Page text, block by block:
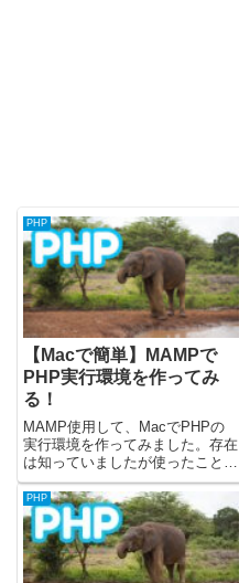
PHP
【Macで簡単】MAMPで
PHP実行環境を作ってみ
る！
MAMP使用して、MacでPHPの
実行環境を作ってみました。存在
は知っていましたが使ったことな
ったので、試してみました。
MAMPを使うとコマンドを実行
することなく、PHPが使える環
境をすぐに作ることができます。
今回使用したMAMPのバージョ...
PHP